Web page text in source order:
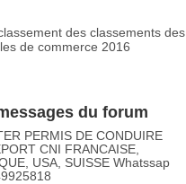
des classements des
de commerce 2016
du forum
PERMIS DE CONDUIRE
CNI FRANCAISE,
USA, SUISSE Whatssap